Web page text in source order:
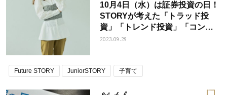
10月4日（水）は証券投資の日！
STORYが考えた「トラッド投
資」「トレンド投資」「コンサ
バ投資」とは？――FPライタ
2023.09.29
Future STORY JuniorSTORY 子育て